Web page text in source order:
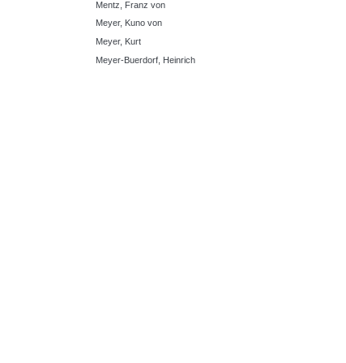
Mentz, Franz von
Meyer, Kuno von
Meyer, Kurt
Meyer-Buerdorf, Heinrich